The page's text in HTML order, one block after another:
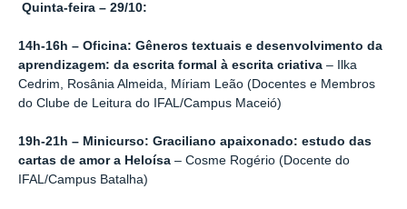
Quinta-feira – 29/10:
14h-16h – Oficina: Gêneros textuais e desenvolvimento da
aprendizagem: da escrita formal à escrita criativa – Ilka
Cedrim, Rosânia Almeida, Míriam Leão (Docentes e Membros
do Clube de Leitura do IFAL/Campus Maceió)
19h-21h – Minicurso: Graciliano apaixonado: estudo das
cartas de amor a Heloísa – Cosme Rogério (Docente do
IFAL/Campus Batalha)